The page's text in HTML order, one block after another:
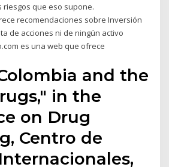
que eso supone.
recomendaciones sobre Inversión
de acciones ni de ningún activo
es una web que ofrece
and the
in the
on Drug
Centro de